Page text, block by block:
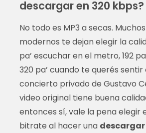
descargar en 320 kbps?
No todo es MP3 a secas.
modernos te dejan elegir la
pa’ escuchar en el metro, 192
320 pa’ cuando te querés sentir
concierto privado de Gustavo
video original tiene buena
entonces sí, vale la pena elegir
bitrate al hacer una